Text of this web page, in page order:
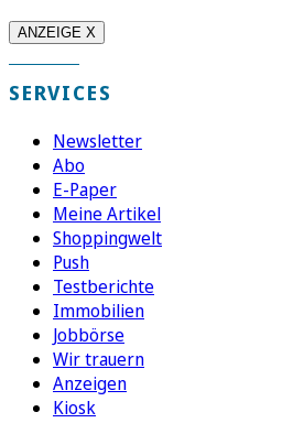
ANZEIGE X
SERVICES
Newsletter
Abo
E-Paper
Meine Artikel
Shoppingwelt
Push
Testberichte
Immobilien
Jobbörse
Wir trauern
Anzeigen
Kiosk